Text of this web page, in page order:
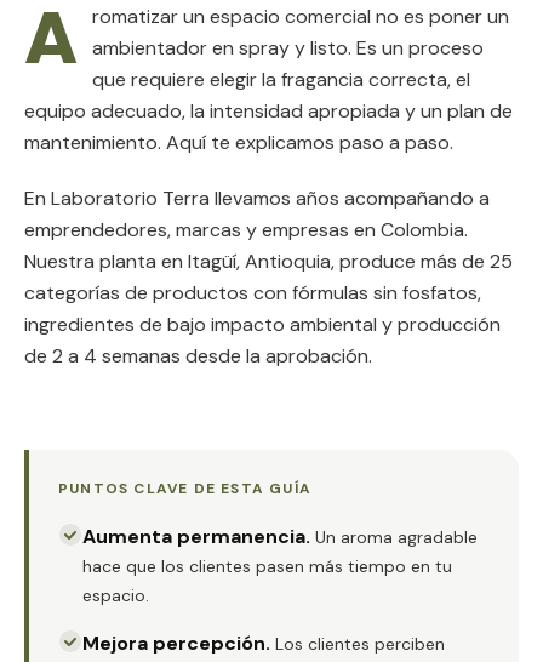
A romatizar un espacio comercial no es poner un
ambientador en spray y listo. Es un proceso
que requiere elegir la fragancia correcta, el
equipo adecuado, la intensidad apropiada y un plan de
mantenimiento. Aquí te explicamos paso a paso.
En Laboratorio Terra llevamos años acompañando a
emprendedores, marcas y empresas en Colombia.
Nuestra planta en Itagüí, Antioquia, produce más de 25
categorías de productos con fórmulas sin fosfatos,
ingredientes de bajo impacto ambiental y producción
de 2 a 4 semanas desde la aprobación.
PUNTOS CLAVE DE ESTA GUÍA
Aumenta permanencia. Un aroma agradable
hace que los clientes pasen más tiempo en tu
espacio.
Mejora percepción. Los clientes perciben